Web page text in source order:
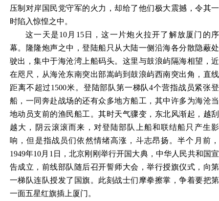
压制对岸国民党守军的火力，却给了他们极大震撼，令其一
时陷入惊惶之中。
这一天是10月15日，这一片炮火拉开了解放厦门的序
幕。隆隆炮声之中，登陆船只从大陆一侧沿海各分散隐蔽处
驶出，集中于海沧湾上船码头。这里与鼓浪屿隔海相望，近
在咫尺，从海沧东南突出部嵩屿到鼓浪屿西南突出角，直线
距离不超过1500米。登陆部队第一梯队4个营指战员紧张登
船，一同奔赴战场的还有众多地方船工，其中许多为海沧当
地动员支前的渔民船工。其时天气骤变，东北风渐起，越刮
越大，阴云滚滚而来，对登陆部队上船和联结船只产生影
响，但是指战员们依然情绪高涨，斗志昂扬。半个月前，
1949年10月1日，北京刚刚举行开国大典，中华人民共和国宣
告成立，前线部队随后召开誓师大会，举行授旗仪式，向第
一梯队连队授发了国旗。此刻战士们摩拳擦掌，争着要把第
一面五星红旗插上厦门。